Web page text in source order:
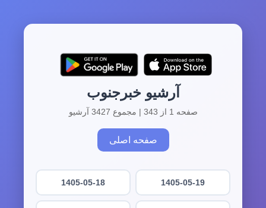
آرشیو خبرجنوب
صفحه 1 از 343 | مجموع 3427 آرشیو
صفحه اصلی
1405-05-19
1405-05-18